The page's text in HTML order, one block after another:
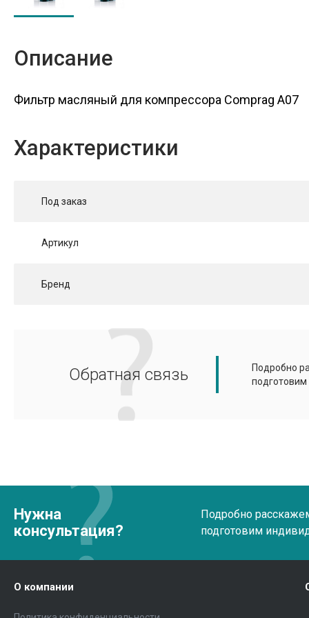
Описание
Фильтр масляный для компрессора Comprag A07
Характеристики
Под заказ
Артикул
Бренд
Обратная связь
Подробно
Нужна
консультация?
Подробно
подготовим
О компании